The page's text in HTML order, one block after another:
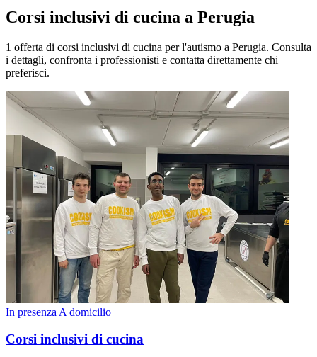
Corsi inclusivi di cucina a Perugia
1 offerta di corsi inclusivi di cucina per l'autismo a Perugia. Consulta
i dettagli, confronta i professionisti e contatta direttamente chi
preferisci.
In presenza A domicilio
Corsi inclusivi di cucina